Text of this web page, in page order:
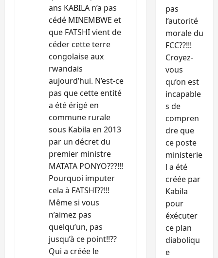
ans KABILA n’a pas
cédé MINEMBWE et
que FATSHI vient de
céder cette terre
congolaise aux
rwandais
aujourd’hui. N’est-ce
pas que cette entité
a été érigé en
commune rurale
sous Kabila en 2013
par un décret du
premier ministre
MATATA PONYO???!!!
Pourquoi imputer
cela à FATSHI??!!!
Même si vous
n’aimez pas
quelqu’un, pas
jusqu’à ce point!!??
Qui a créée le
pas
l’autorité
morale du
FCC??!!!
Croyez-
vous
qu’on est
incapable
s de
compren
dre que
ce poste
ministerie
l a été
créée par
Kabila
pour
éxécuter
ce plan
diaboliqu
e